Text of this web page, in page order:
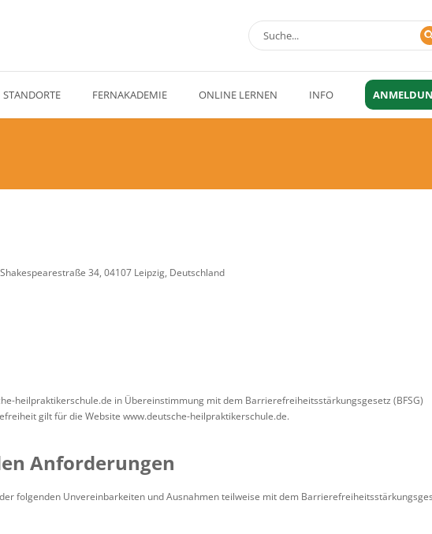
STANDORTE FERNAKADEMIE ONLINE LERNEN INFO
34, 04107 Leipzig, Deutschland
heilpraktikerschule.de in Übereinstimmung mit dem Barrierefreiheitsstärkungsgesetz (BFSG)
gilt für die Website www.deutsche-heilpraktikerschule.de.
Anforderungen
folgenden Unvereinbarkeiten und Ausnahmen teilweise mit dem